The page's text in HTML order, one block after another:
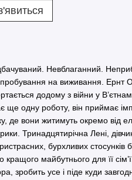
Невблаганний.
на виживання. Ернт
додому з війни у
ще одну роботу, він приймає
де вони житимуть окремо від
Тринадцятирічна Лені,
бурхливих стосунків
майбутнього для її
зробить усе і піде куди